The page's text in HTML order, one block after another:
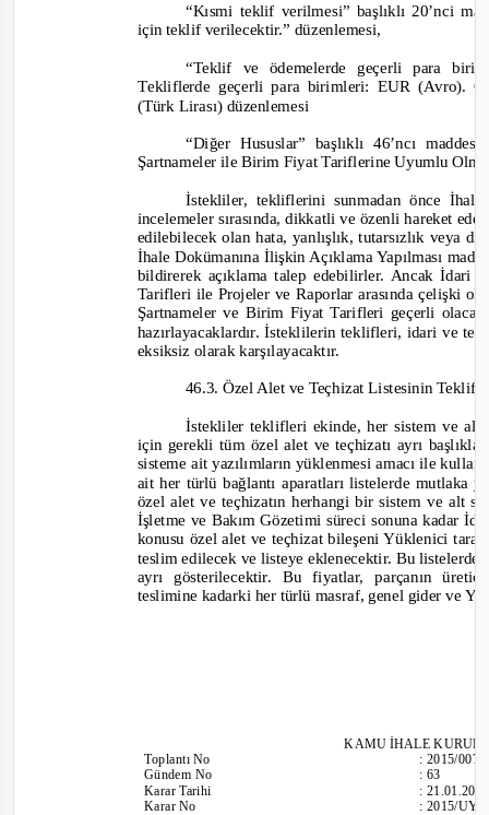
“Kısmi teklif verilmesi” başlıklı 20’nci
için teklif verilecektir.” düzenlemesi,
“Teklif ve ödemelerde geçerli para
Tekliflerde geçerli para birimleri: EUR (Avro).
(Türk Lirası) düzenlemesi
“Diğer Hususlar” başlıklı 46’ncı
Şartnameler ile Birim Fiyat Tariflerine Uyumlu
İstekliler, tekliflerini sunmadan önce
incelemeler sırasında, dikkatli ve özenli hareket
edilebilecek olan hata, yanlışlık, tutarsızlık veya
İhale Dokümanına İlişkin Açıklama Yapılması
bildirerek açıklama talep edebilirler. Ancak
Tarifleri  ile Projeler ve Raporlar arasında çelişki
Şartnameler ve Birim Fiyat Tarifleri geçerli
hazırlayacaklardır. İsteklilerin teklifleri, idari ve
eksiksiz olarak karşılayacaktır.
46.3. Özel Alet ve Teçhizat Listesinin Teklif
İstekliler teklifleri ekinde, her sistem ve alt
için gerekli tüm özel alet ve teçhizatı ayrı
sisteme aityazılımların yüklenmesi amacı ile
ait her türlü bağlantı aparatları listelerde mutlaka
özel alet ve teçhizatın herhangi bir sistem ve alt
İşletme ve Bakım Gözetimi süreci sonuna kadar
konusu özel alet ve teçhizat bileşeni Yüklenici
teslim edilecek ve listeye eklenecektir. Bu listelerde,
ayrı gösterilecektir. Bu fiyatlar, parçanın
teslimine kadarki her türlü masraf, genel gider ve
KAMU İHALE KU
ToplantıNo
Gündem No
Karar Tarihi
Karar No
:2015/007
:63
:
:2015/